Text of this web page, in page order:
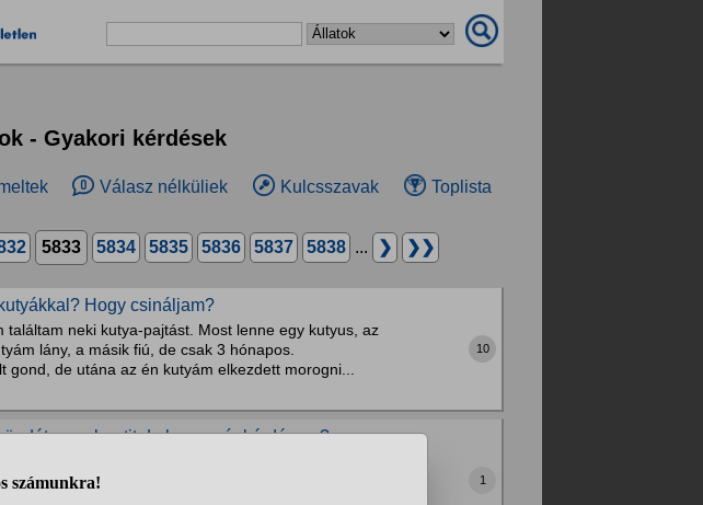
- Gyakori kérdések
Válasz nélküliek Kulcsszavak Toplista
5833 5834 5835 5836 5837 5838 ... ❯ ❯❯
Hogy csináljam?
neki kutya-pajtást. Most lenne egy kutyus, az
lány, a másik fiú, de csak 3 hónapos.
de utána az én kutyám elkezdett morogni...
10
vagy bentit de lenne pár kérdésem?
csinálnom kell röptetőt? Ha igen olvastam egy ilyet
1